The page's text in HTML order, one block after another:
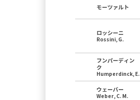
モーツァルト
ロッシーニ
Rossini, G.
フンパーディン
ク
Humperdinck, E.
ウェーバー
Weber, C. M.